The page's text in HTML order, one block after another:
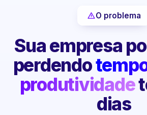
O problema
Sua empresa
perdendo
produtividade
dias